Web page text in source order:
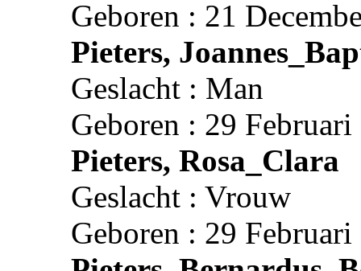
Geboren : 21
Pieters,
Geslacht : Man
Geboren : 29
Pieters, Rosa_Clara
Geslacht : Vrouw
Geboren : 29